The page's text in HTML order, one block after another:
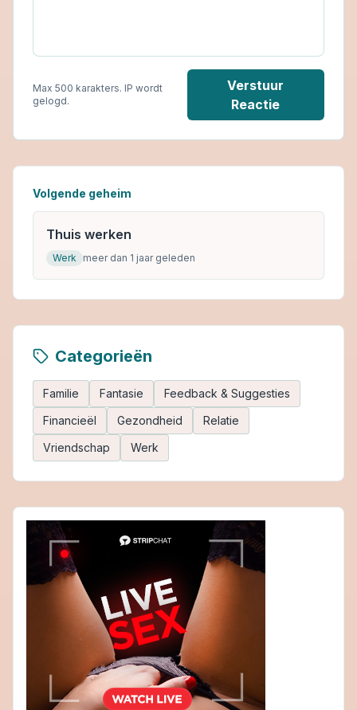
Max 500 karakters. IP wordt
gelogd.
Verstuur
Reactie
Volgende geheim
Thuis werken
Werk meer dan 1 jaar geleden
Categorieën
Familie Fantasie
Feedback & Suggesties
Financieël
Gezondheid
Relatie
Vriendschap
Werk